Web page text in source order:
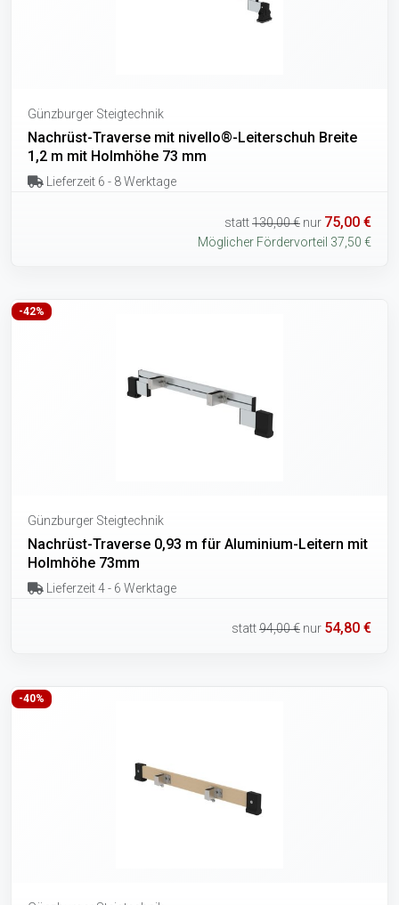
Günzburger Steigtechnik
Nachrüst-Traverse mit nivello®-Leiterschuh Breite
1,2 m mit Holmhöhe 73 mm
Lieferzeit 6 - 8 Werktage
statt130,00 € nur 75,00 €
Möglicher Fördervorteil 37,50 €
-42%
Günzburger Steigtechnik
Nachrüst-Traverse 0,93 m für Aluminium-Leitern mit
Holmhöhe 73mm
Lieferzeit 4 - 6 Werktage
statt94,00 € nur 54,80 €
-40%